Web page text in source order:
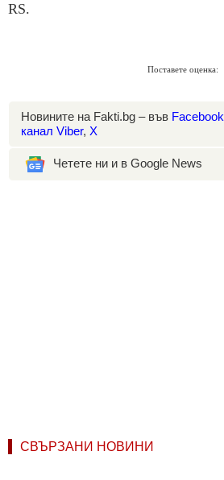
RS.
Поставете оценка:
Новините на Fakti.bg – във Facebook
канал Viber, X
Четете ни и в Google News
СВЪРЗАНИ НОВИНИ